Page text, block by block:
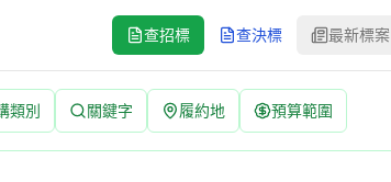
查招標 查決標 最新標案
類別 關鍵字 履約地 預算範圍
招標公告 | 案號：115-175-063-131 | 公開招標
壩及其他水利工程 | 招標方式：公開招標 |